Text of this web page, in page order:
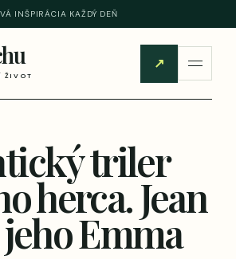
INŠPIRÁCIA KAŽDÝ DEŇ
ŽIVOT
↗
triler
herca. Jean
Emma